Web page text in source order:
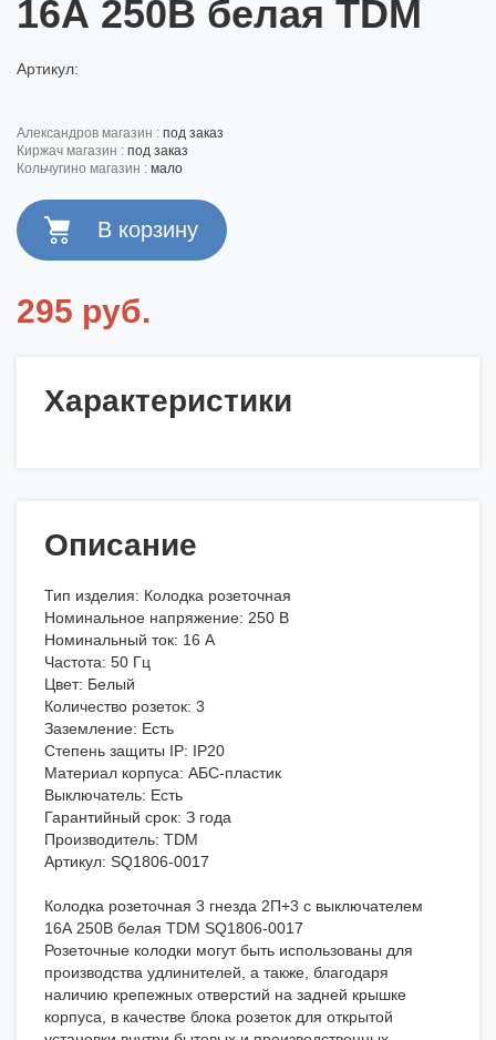
16А 250В белая TDM
Артикул:
александров магазин : под заказ
киржач магазин : под заказ
кольчугино магазин : мало
295 руб.
Характеристики
Описание
Тип изделия: Колодка розеточная
Номинальное напряжение: 250 В
Номинальный ток: 16 А
Частота: 50 Гц
Цвет: Белый
Количество розеток: 3
Заземление: Есть
Степень защиты IP: IP20
Материал корпуса: АБС-пластик
Выключатель: Есть
Гарантийный срок: З года
Производитель: TDM
Артикул: SQ1806-0017
Колодка розеточная 3 гнезда 2П+3 c выключателем
16А 250В белая TDM SQ1806-0017
Розеточные колодки могут быть использованы для
производства удлинителей, а также, благодаря
наличию крепежных отверстий на задней крышке
корпуса, в качестве блока розеток для открытой